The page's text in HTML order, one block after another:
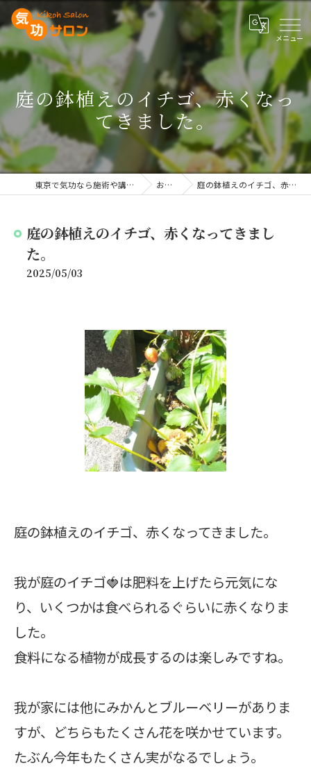
庭の鉢植えのイチゴ、赤くなっ
てきました。
東京で気功なら施術や講座を行う気功サロン お知らせ 庭の鉢植えのイチゴ、赤くなってきました。
庭の鉢植えのイチゴ、赤くなってきまし
た。
2025/05/03
庭の鉢植えのイチゴ、赤くなってきました。
我が庭のイチゴ🍓は肥料を上げたら元気にな
り、いくつかは食べられるぐらいに赤くなりま
した。
食料になる植物が成長するのは楽しみですね。
我が家には他にみかんとブルーベリーがありま
すが、どちらもたくさん花を咲かせています。
たぶん今年もたくさん実がなるでしょう。